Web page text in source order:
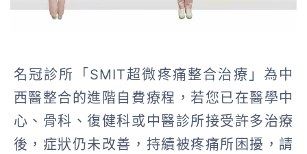
名冠診所「SMIT超微疼痛整合治療」為中
西醫整合的進階自費療程，若您已在醫學中
心、骨科、復健科或中醫診所接受許多治療
後，症狀仍未改善，持續被疼痛所困擾，請